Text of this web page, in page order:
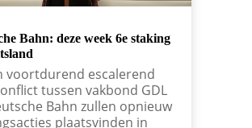
Bahn: deze week 6e staking
voortdurend escalerend
tussen vakbond GDL
Bahn zullen opnieuw
plaatsvinden in